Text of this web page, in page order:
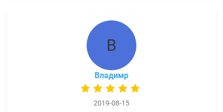
В
Владимр
2019-08-15